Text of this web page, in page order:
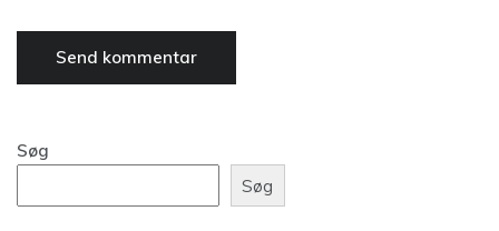
Søg
Søg